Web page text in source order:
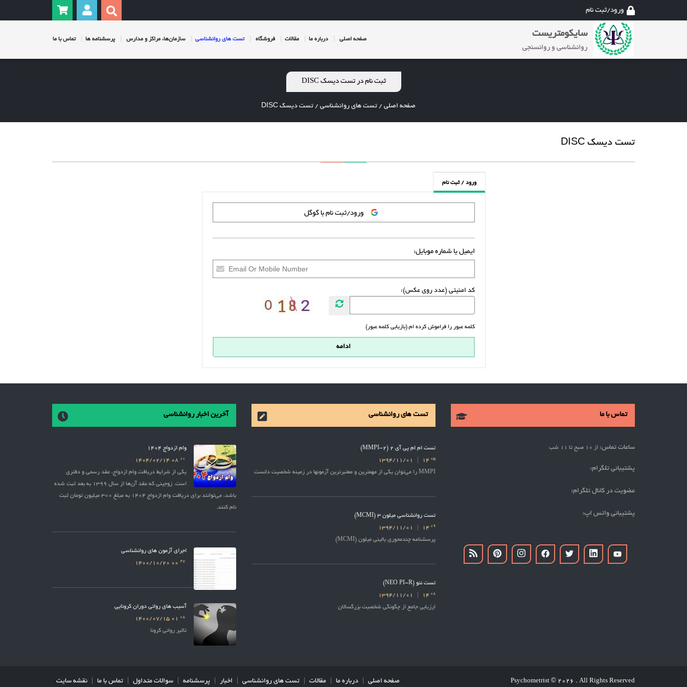
ورود/ثبت نام
سایکومتریست
روانشناسی و روانسنجی
صفحه اصلی درباره ما مقالات فروشگاه تست های روانشناسی سازمان‌ها، مراکز و مدارس پرسشنامه ها تماس با ما
ثبت نام در تست دیسک DISC
صفحه اصلی / تست های روانشناسی / تست دیسک DISC
تست دیسک DISC
ورود / ثبت نام
ایمیل یا شماره موبایل:
کد امنیتی (عدد روی عکس):
کلمه عبور را فراموش کرده ام.(بازیابی کلمه عبور)
تماس با ما
ساعات تماس: از 10 صبح تا 11 شب
پشتیبانی تلگرام:
عضویت در کانال تلگرام:
پشتیبانی واتس اپ:
تست های روانشناسی
تست ام ام پی آی 2 (MMPI-2)
05
14
1394/11/01
MMPI را می‌توان یکی از مهمترین و معتبرترین آزمونها در زمینه شخصیت دانست
تست روانشناسی میلون 3 (MCMI)
09
14
1394/11/01
پرسشنامه چندمحوری بالینی میلون (MCMI)
تست نئو (NEO PI-R)
08
14
1394/11/01
ارزیابی جامع از چگونگی شخصیت بزرگسالان
آخرین اخبار روانشناسی
وام ازدواج 1404
10
1404/02/14
یکی از شرایط دریافت وام ازدواج، عقد رسمی و دفتری
است. زوجینی که عقد آن‌ها از سال 1399 به بعد ثبت شده
باشد، می‌توانند برای دریافت وام ازدواج 1404 به مبلغ 300 میلیون تومان ثبت
نام کنند.
اجرای آزمون های روانشناسی
27
1400/10/20
آسیب های روانی دوران کرونایی
08
1400/07/15
تاثیر روانی کرونا
Psychometrist 2026 . All Rights Reserved صفحه اصلی درباره ما مقالات تست های روانشناسی اخبار پرسشنامه سوالات متداول تماس با ما نقشه سایت